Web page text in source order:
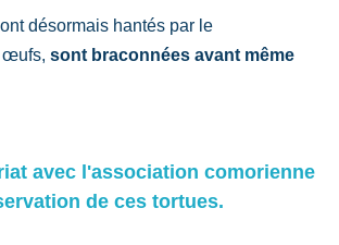
désormais hantés par le
œufs, sont braconnées avant même
avec l'association comorienne
de ces tortues.